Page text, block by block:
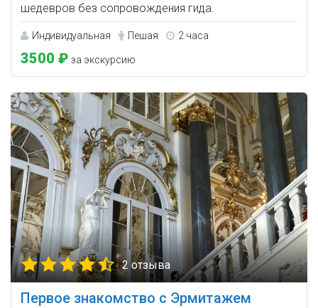
шедевров без сопровождения гида.
Индивидуальная Пешая 2 часа
3500 ₽ за экскурсию
2 отзыва
Первое знакомство с Эрмитажем